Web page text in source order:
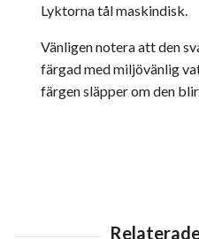
Lyktorna tål maskindisk.
Vänligen notera att den
färgad med miljövänlig
färgen släpper om den